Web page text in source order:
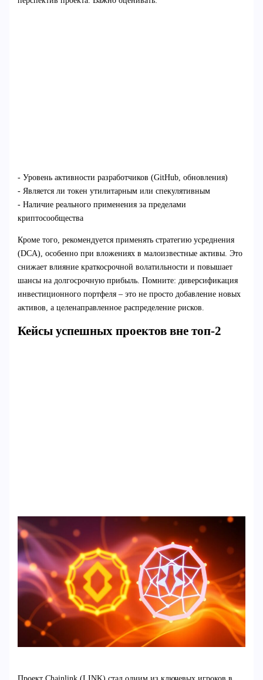
- Уровень активности разработчиков (GitHub, обновления)
- Является ли токен утилитарным или спекулятивным
- Наличие реального применения за пределами
криптосообщества
Кроме того, рекомендуется применять стратегию усреднения
(DCA), особенно при вложениях в малоизвестные активы. Это
снижает влияние краткосрочной волатильности и повышает
шансы на долгосрочную прибыль. Помните: диверсификация
инвестиционного портфеля – это не просто добавление новых
активов, а целенаправленное распределение рисков.
Кейсы успешных проектов вне топ-2